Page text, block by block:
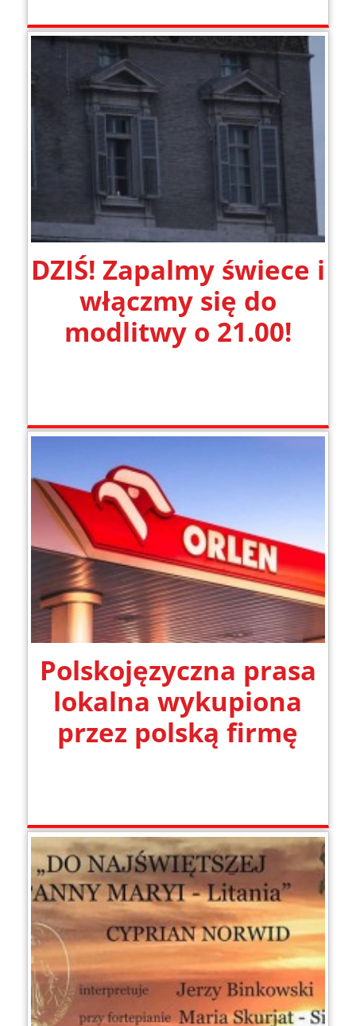
DZIŚ! Zapalmy świece i
włączmy się do
modlitwy o 21.00!
Polskojęzyczna prasa
lokalna wykupiona
przez polską firmę